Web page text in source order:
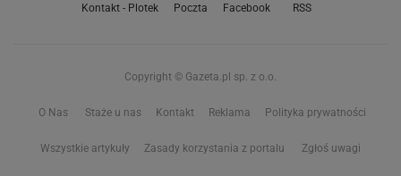
Kontakt - Plotek Poczta Facebook RSS
Copyright © Gazeta.pl sp. z o.o.
O Nas Staże u nas Kontakt Reklama Polityka prywatności
Wszystkie artykuły Zasady korzystania z portalu Zgłoś uwagi